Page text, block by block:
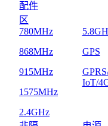
配件
区
780MHz
868MHz
915MHz
1575MHz
2.4GHz
GPS
IoT/